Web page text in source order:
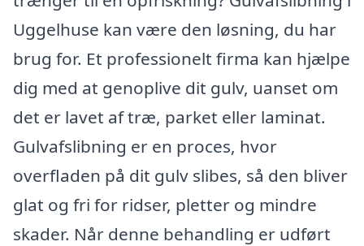
Uggelhuse kan være den løsning, du har
brug for. Et professionelt firma kan hjælpe
dig med at genoplive dit gulv, uanset om
det er lavet af træ, parket eller laminat.
Gulvafslibning er en proces, hvor
overfladen på dit gulv slibes, så den bliver
glat og fri for ridser, pletter og mindre
skader. Når denne behandling er udført